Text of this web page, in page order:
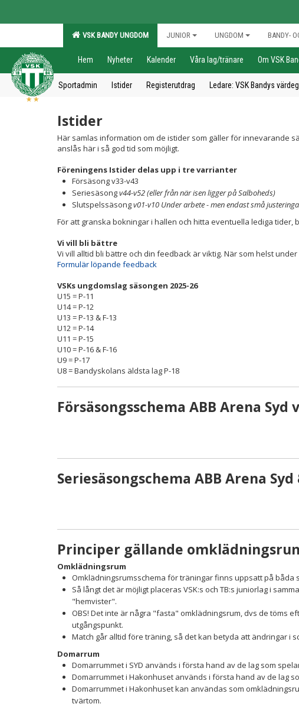
VSK BANDY UNGDOM JUNIOR UNGDOM BANDY-
Hem Nyheter Kalender Våra lag/tränare Om VSK
Sportadmin Istider Registerutdrag Ledare: VSK Bandys
Istider
Här samlas information om de istider som gäller för innevarande
anslås här i så god tid som möjligt.
Föreningens Istider delas upp i tre varrianter
Försäsong v33-v43
Seriesäsongv44-v52 (eller från när isen ligger på Salboheds)
Slutspelssäsongv01-v10 Under arbete - men endast små
För att granska bokningar i hallen och hitta eventuella lediga tider,
Vi vill bli bättre
Vi vill alltid bli bättre och din feedback är viktig. När som helst
Formulär löpande feedback
VSKs ungdomslag säsongen 2025-26
U15 = P-11
U14 = P-12
U13 = P-13 & F-13
U12 = P-14
U11 = P-15
U10 = P-16 & F-16
U9 = P-17
U8 = Bandyskolans äldsta lag P-18
Försäsongsschema ABB Arena Syd
Seriesäsongschema ABB Arena
Principer gällande
Omklädningsrum
Omklädningsrumsschema för träningar finns uppsatt på båda
Så långt det är möjligt placeras VSK:s och TB:s juniorlag i
"hemvister".
OBS! Det inte är några "fasta" omklädningsrum, dvs de töms
utgångspunkt.
Match går alltid före träning, så det kan betyda att ändringar i
Domarrum
Domarrummet i SYD används i första hand av de lag som
Domarrummet i Hakonhuset används i första hand av de lag
Domarrummet i Hakonhuset kan användas som
tvärtom.